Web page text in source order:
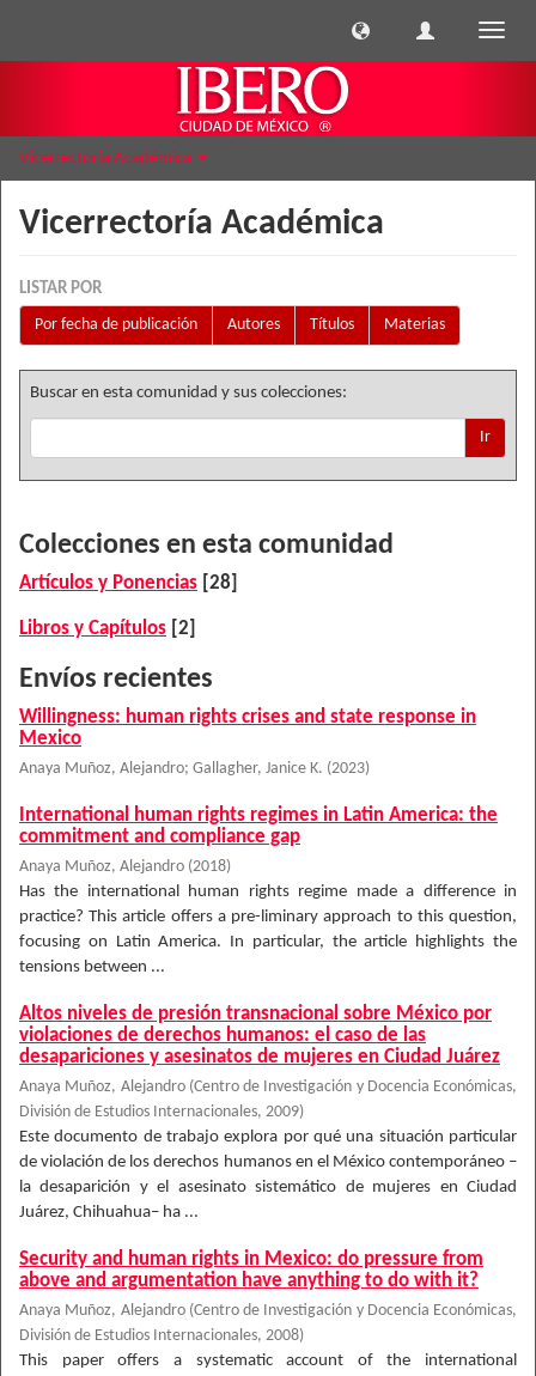
Vicerrectoría Académica
Vicerrectoría Académica
LISTAR POR
Por fecha de publicación
Autores Títulos Materias
Buscar en esta comunidad y sus colecciones:
Ir
Colecciones en esta comunidad
Artículos y Ponencias [28]
Libros y Capítulos [2]
Envíos recientes
Willingness: human rights crises and state response in
Mexico
Anaya Muñoz, Alejandro; Gallagher, Janice K. (2023)
International human rights regimes in Latin America: the
commitment and compliance gap
Anaya Muñoz, Alejandro (2018)
Has the international human rights regime made a difference in
practice? This article offers a pre-liminary approach to this question,
focusing on Latin America. In particular, the article highlights the
tensions between ...
Altos niveles de presión transnacional sobre México por
violaciones de derechos humanos: el caso de las
desapariciones y asesinatos de mujeres en Ciudad Juárez
Anaya Muñoz, Alejandro (Centro de Investigación y Docencia Económicas,
División de Estudios Internacionales, 2009)
Este documento de trabajo explora por qué una situación particular
de violación de los derechos humanos en el México contemporáneo –
la desaparición y el asesinato sistemático de mujeres en Ciudad
Juárez, Chihuahua– ha ...
Security and human rights in Mexico: do pressure from
above and argumentation have anything to do with it?
Anaya Muñoz, Alejandro (Centro de Investigación y Docencia Económicas,
División de Estudios Internacionales, 2008)
This paper offers a systematic account of the international